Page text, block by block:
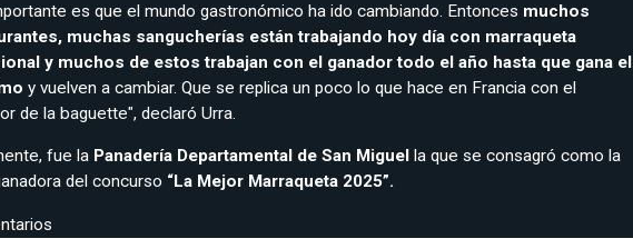
es que el mundo gastronómico ha ido cambiando. Entonces muchos
muchas sangucherías están trabajando hoy día con marraqueta
y muchos de estos trabajan con el ganador todo el año hasta que gana el
y vuelven a cambiar. Que se replica un poco lo que hace en Francia con el
de la baguette", declaró Urra.
fue la Panadería Departamental de San Miguel
la que se consagró como la
del concurso “La Mejor Marraqueta 2025”.